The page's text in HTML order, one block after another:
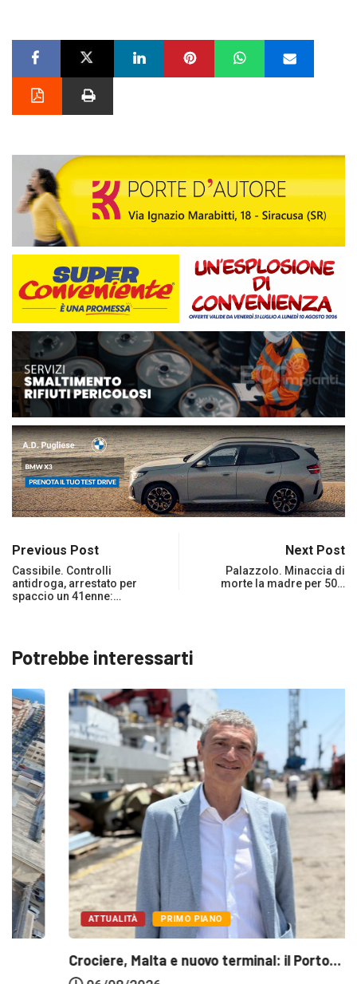
Previous Post
Cassibile. Controlli
antidroga, arrestato per
spaccio un 41enne:…
Next Post
Palazzolo. Minaccia di
morte la madre per 50…
Potrebbe interessarti
ATTUALITÀ PRIMO PIANO
Crociere, Malta e nuovo terminal: il Porto...